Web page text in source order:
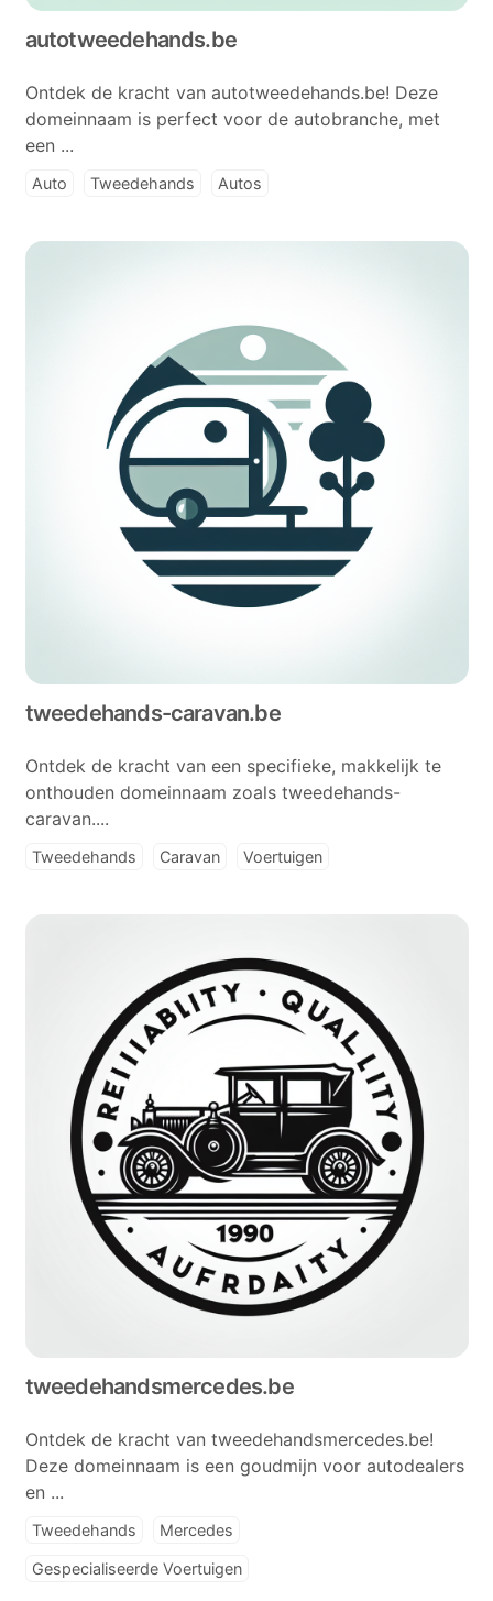
autotweedehands.be
Ontdek de kracht van autotweedehands.be! Deze
domeinnaam is perfect voor de autobranche, met
een ...
Auto Tweedehands Autos
tweedehands-caravan.be
Ontdek de kracht van een specifieke, makkelijk te
onthouden domeinnaam zoals tweedehands-
caravan....
Tweedehands Caravan Voertuigen
tweedehandsmercedes.be
Ontdek de kracht van tweedehandsmercedes.be!
Deze domeinnaam is een goudmijn voor autodealers
en ...
Tweedehands Mercedes
Gespecialiseerde Voertuigen